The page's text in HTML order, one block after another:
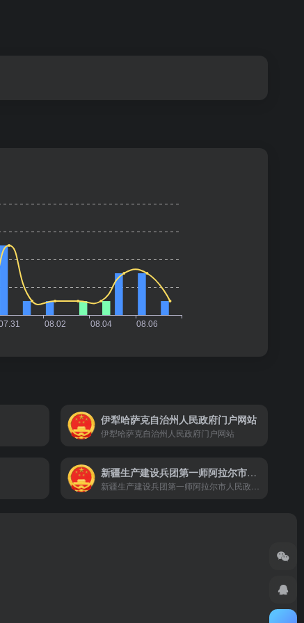
伊犁哈萨克自治州人民政府门户网站
伊犁哈萨克自治州人民政府门户网站
新疆生产建设兵团第一师阿拉尔市人民政府门户网站